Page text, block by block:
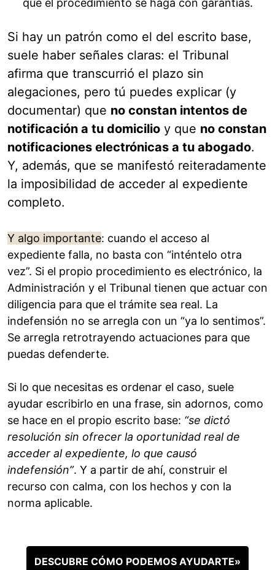
que el procedimiento se haga con garantías.
Si hay un patrón como el del escrito base,
suele haber señales claras: el Tribunal
afirma que transcurrió el plazo sin
alegaciones, pero tú puedes explicar (y
documentar) que no constan intentos de
notificación a tu domicilio y que no constan
notificaciones electrónicas a tu abogado.
Y, además, que se manifestó reiteradamente
la imposibilidad de acceder al expediente
completo.
Y algo importante: cuando el acceso al
expediente falla, no basta con “inténtelo otra
vez”. Si el propio procedimiento es electrónico, la
Administración y el Tribunal tienen que actuar con
diligencia para que el trámite sea real. La
indefensión no se arregla con un “ya lo sentimos”.
Se arregla retrotrayendo actuaciones para que
puedas defenderte.
Si lo que necesitas es ordenar el caso, suele
ayudar escribirlo en una frase, sin adornos, como
se hace en el propio escrito base: “se dictó
resolución sin ofrecer la oportunidad real de
acceder al expediente, lo que causó
indefensión”. Y a partir de ahí, construir el
recurso con calma, con los hechos y con la
norma aplicable.
DESCUBRE CÓMO PODEMOS AYUDARTE»